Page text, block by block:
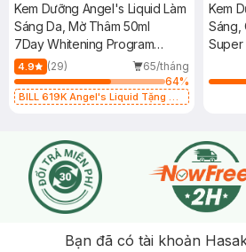
Kem Dưỡng Angel's Liquid Làm
Sáng Da, Mờ Thâm 50ml
7Day Whitening Program
Glutathione 700 V-Cream
4.9 (29)
65/tháng
64%
BILL 619K Angel's Liquid Tặng 01
Kem
Sáng,
Super
Bạn đã có tài khoản